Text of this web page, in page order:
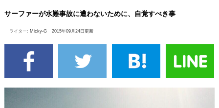
自覚すべき事
サーファーが水難事故に遭わないために、自覚すべき事
ライター: Micky-G 2015年09月24日更新